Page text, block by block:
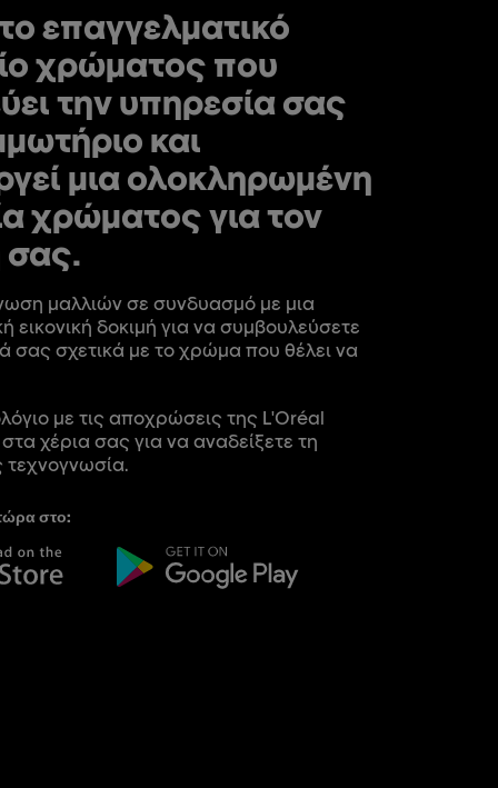
επαγγελματικό
χρώματος που
την υπηρεσία σας
και
μια ολοκληρωμένη
χρώματος για τον
σας.
μαλλιών σε συνδυασμό με μια
εικονική δοκιμή για να συμβουλεύσετε
σας σχετικά με το χρώμα που θέλει να
με τις αποχρώσεις της L'Oréal
χέρια σας για να αναδείξετε τη
τεχνογνωσία.
στο: